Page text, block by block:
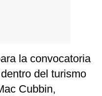
la convocatoria
del turismo
Cubbin,